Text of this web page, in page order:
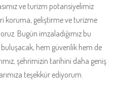
ve turizm potansiyelimiz
koruma, geliştirme ve turizme
Bugün imzaladığımız bu
hem güvenlik hem de
şehrimizin tarihini daha geniş
teşekkür ediyorum.